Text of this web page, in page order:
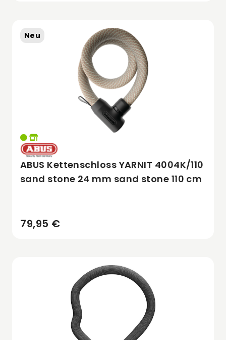
Neu
ABUS Kettenschloss YARNIT 4004K/110
sand stone 24 mm sand stone 110 cm
79,95 €